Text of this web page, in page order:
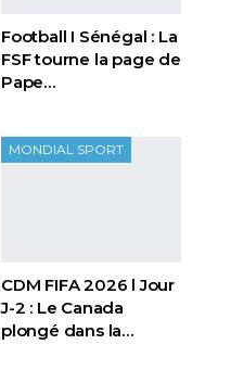
Football I Sénégal : La
FSF tourne la page de
Pape…
MONDIAL SPORT
CDM FIFA 2026 l Jour
J-2 : Le Canada
plongé dans la…